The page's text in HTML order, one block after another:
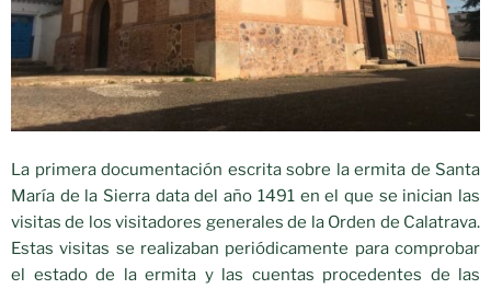
La primera documentación escrita sobre la ermita de Santa
María de la Sierra data del año 1491 en el que se inician las
visitas de los visitadores generales de la Orden de Calatrava.
Estas visitas se realizaban periódicamente para comprobar
el estado de la ermita y las cuentas procedentes de las